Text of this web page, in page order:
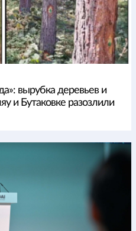
вырубка деревьев и
и Бутаковке разозлили